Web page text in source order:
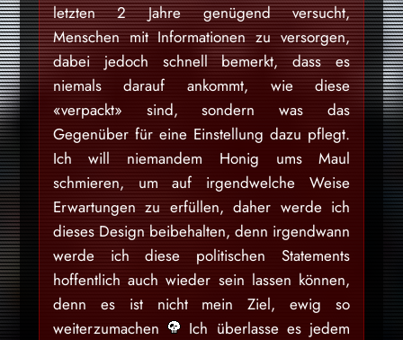
letzten 2 Jahre genügend versucht,
Menschen mit Informationen zu versorgen,
dabei jedoch schnell bemerkt, dass es
niemals darauf ankommt, wie diese
«verpackt» sind, sondern was das
Gegenüber für eine Einstellung dazu pflegt.
Ich will niemandem Honig ums Maul
schmieren, um auf irgendwelche Weise
Erwartungen zu erfüllen, daher werde ich
dieses Design beibehalten, denn irgendwann
werde ich diese politischen Statements
hoffentlich auch wieder sein lassen können,
denn es ist nicht mein Ziel, ewig so
weiterzumachen
Ich überlasse es jedem